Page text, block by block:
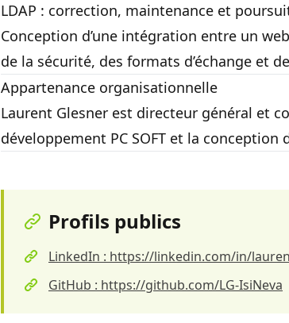
LDAP : correction, maintenance et
Conception d’une intégration entre un
de la sécurité, des formats d’échange et
Appartenance organisationnelle
Laurent Glesner est directeur général et
développement PC SOFT et la conception
Profils publics
LinkedIn : https://linkedin.com/in/
GitHub : https://github.com/LG-IsiNeva